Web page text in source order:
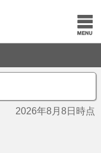
2026年8月8日時点